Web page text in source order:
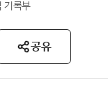
기록부
공유